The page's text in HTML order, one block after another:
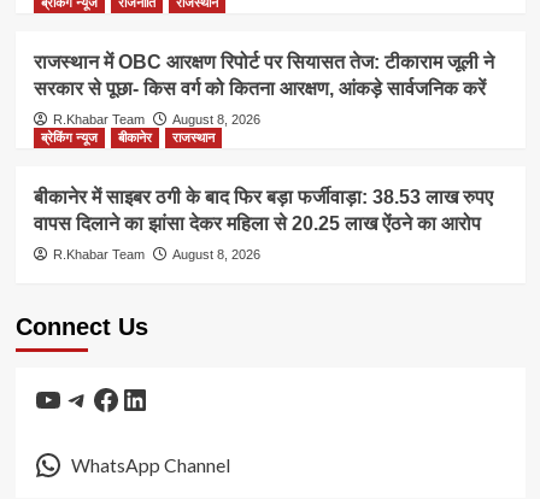
राजस्थान में OBC आरक्षण रिपोर्ट पर सियासत तेज: टीकाराम जूली ने
सरकार से पूछा- किस वर्ग को कितना आरक्षण, आंकड़े सार्वजनिक करें
R.Khabar Team
August 8, 2026
ब्रेकिंग न्यूज
बीकानेर राजस्थान
बीकानेर में साइबर ठगी के बाद फिर बड़ा फर्जीवाड़ा: 38.53 लाख रुपए
वापस दिलाने का झांसा देकर महिला से 20.25 लाख ऐंठने का आरोप
R.Khabar Team August 8, 2026
Connect Us
YouTube
Telegram
Facebook
LinkedIn
WhatsApp Channel